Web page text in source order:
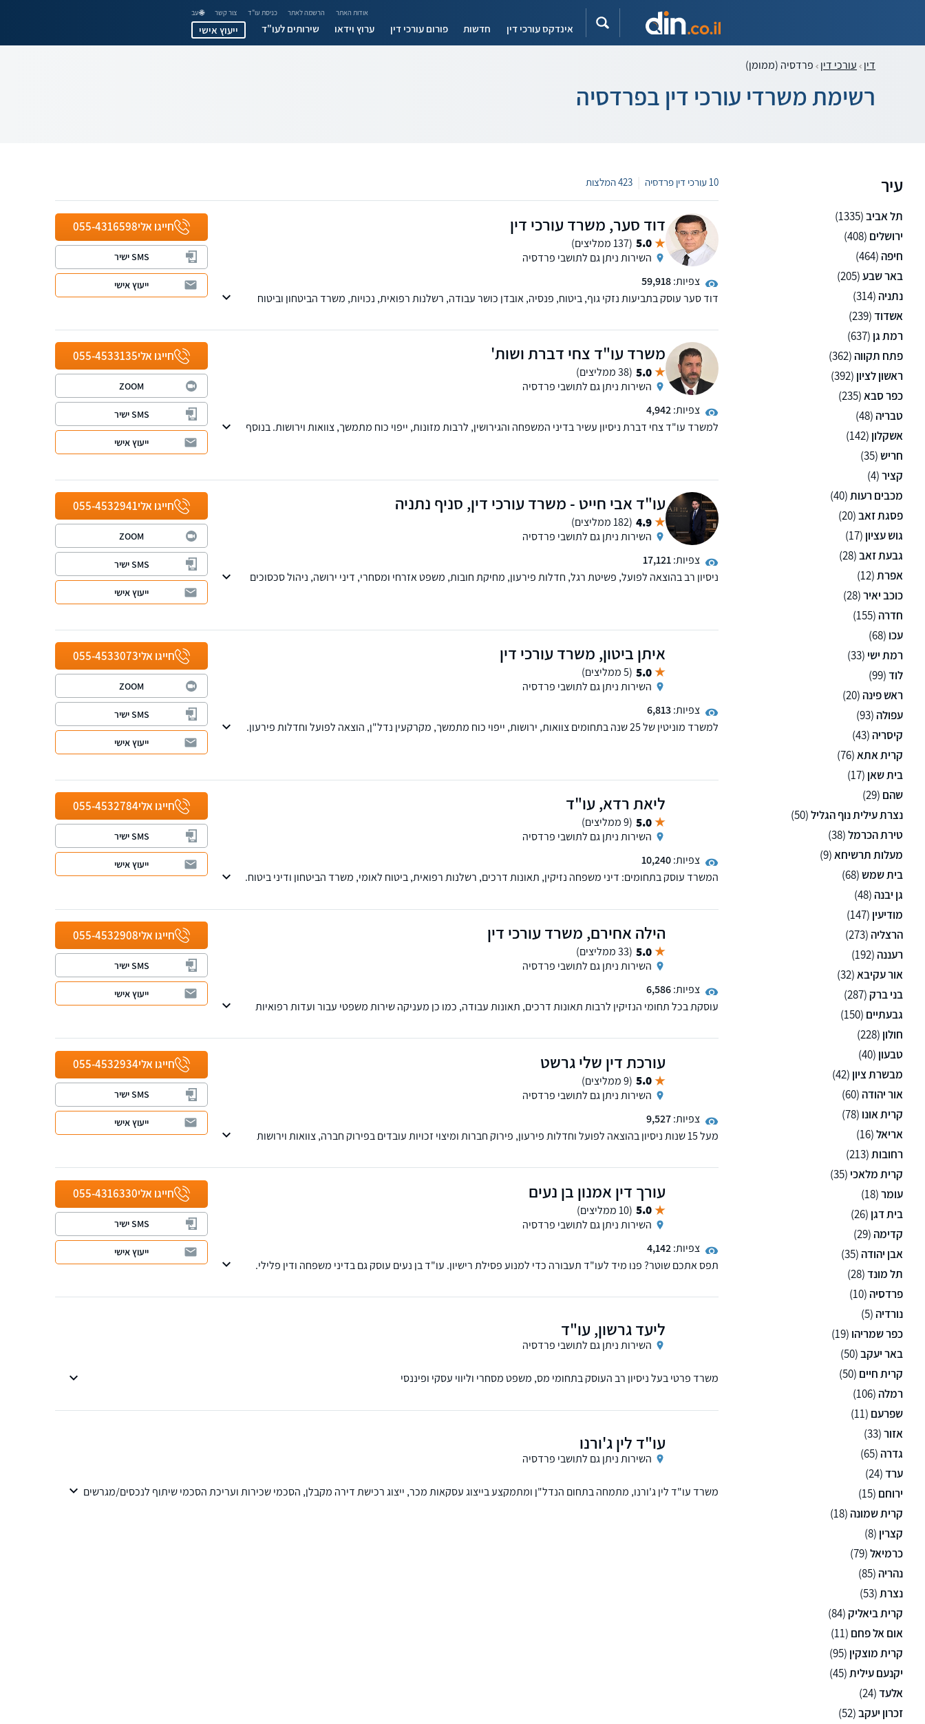
אודות האתר הרשמה לאתר כניסת עו"ד צור קשר 🌐 עב
אינדקס עורכי דין חדשות פורום עורכי דין ערוץ וידאו שירותים לעו"ד ייעוץ אישי
דין עורכי דין פרדסיה (ממומן)
רשימת משרדי עורכי דין בפרדסיה
עיר
תל אביב(1335)
ירושלים (408)
חיפה (464)
באר שבע(205)
נתניה (314)
אשדוד(239)
רמת גן (637)
פתח תקווה (362)
ראשון לציון (392)
כפר סבא(235)
טבריה (48)
אשקלון (142)
חריש(35)
קציר(4)
מכבים רעות(40)
פסגת זאב(20)
גוש עציון (17)
גבעת זאב(28)
אפרת(12)
כוכב יאיר(28)
חדרה (155)
עכו (68)
רמת ישי (33)
לוד(99)
ראש פינה (20)
עפולה (93)
קיסריה (43)
קרית אתא(76)
בית שאן (17)
שהם (29)
נצרת עילית נוף הגליל(50)
טירת הכרמל(38)
מעלות תרשיחא(9)
בית שמש(68)
גן יבנה (48)
מודיעין (147)
הרצליה (273)
רעננה (192)
אור עקיבא(32)
בני ברק(287)
גבעתיים (150)
חולון (228)
טבעון (40)
מבשרת ציון (42)
אור יהודה (60)
קרית אונו (78)
אריאל(16)
רחובות(213)
קרית מלאכי (35)
עומר(18)
בית דגן (26)
קדימה (29)
אבן יהודה (35)
תל מונד(28)
פרדסיה (10)
נורדיה (5)
כפר שמריהו (19)
באר יעקב(50)
קרית חיים (50)
רמלה (106)
שפרעם (11)
אזור(33)
גדרה (65)
ערד(24)
ירוחם (15)
קרית שמונה (18)
קצרין (8)
כרמיאל(79)
נהריה (85)
נצרת(53)
קרית ביאליק(84)
אום אל פחם (11)
קרית מוצקין (95)
יקנעם עילית(45)
אלעד(24)
זכרון יעקב(52)
10 עורכי דין פרדסיה 423 המלצות
דוד סער, משרד עורכי דין
5.0 (137 ממליצים)
השירות ניתן גם לתושבי פרדסיה
צפיות:59,918
דוד סער עוסק בתביעות נזקי גוף, ביטוח, פנסיה, אובדן כושר עבודה, רשלנות רפואית, נכויות, משרד הביטחון וביטוח
חייגו אלי055-4316598
SMS ישיר
ייעוץ אישי
משרד עו"ד צחי דברת ושות'
5.0 (38 ממליצים)
השירות ניתן גם לתושבי פרדסיה
צפיות:4,942
למשרד עו"ד צחי דברת ניסיון עשיר בדיני המשפחה והגירושין, לרבות מזונות, ייפוי כוח מתמשך, צוואות וירושות. בנוסף
חייגו אלי055-4533135
ZOOM
SMS ישיר
ייעוץ אישי
עו"ד אבי חייט - משרד עורכי דין, סניף נתניה
4.9 (182 ממליצים)
השירות ניתן גם לתושבי פרדסיה
צפיות:17,121
ניסיון רב בהוצאה לפועל, פשיטת רגל, חדלות פירעון, מחיקת חובות, משפט אזרחי ומסחרי, דיני ירושה, ניהול סכסוכים
חייגו אלי055-4532941
ZOOM
SMS ישיר
ייעוץ אישי
איתן ביטון, משרד עורכי דין
5.0 (5 ממליצים)
השירות ניתן גם לתושבי פרדסיה
צפיות:6,813
למשרד מוניטין של 25 שנה בתחומים צוואות, ירושות, ייפוי כוח מתמשך, מקרקעין נדל"ן, הוצאה לפועל וחדלות פירעון.
חייגו אלי055-4533073
ZOOM
SMS ישיר
ייעוץ אישי
ליאת רדא, עו"ד
5.0 (9 ממליצים)
השירות ניתן גם לתושבי פרדסיה
צפיות:10,240
המשרד עוסק בתחומים: דיני משפחה נזיקין, תאונות דרכים, רשלנות רפואית, ביטוח לאומי, משרד הביטחון ודיני ביטוח.
חייגו אלי055-4532784
SMS ישיר
ייעוץ אישי
הילה אחירם, משרד עורכי דין
5.0 (33 ממליצים)
השירות ניתן גם לתושבי פרדסיה
צפיות:6,586
עוסקת בכל תחומי הנזיקין לרבות תאונות דרכים, תאונות עבודה, כמו כן מעניקה שירות משפטי עבור ועדות רפואיות
חייגו אלי055-4532908
SMS ישיר
ייעוץ אישי
עורכת דין שלי גרשט
5.0 (9 ממליצים)
השירות ניתן גם לתושבי פרדסיה
צפיות:9,527
מעל 15 שנות ניסיון בהוצאה לפועל וחדלות פירעון, פירוק חברות ומיצוי זכויות עובדים בפירוק חברה, צוואות וירושות
חייגו אלי055-4532934
SMS ישיר
ייעוץ אישי
עורך דין אמנון בן נעים
5.0 (10 ממליצים)
השירות ניתן גם לתושבי פרדסיה
צפיות:4,142
תפס אתכם שוטר? פנו מיד לעו"ד תעבורה כדי למנוע פסילת רישיון. עו"ד בן נעים עוסק גם בדיני משפחה ודין פלילי.
חייגו אלי055-4316330
SMS ישיר
ייעוץ אישי
ליעד גרשון, עו"ד
השירות ניתן גם לתושבי פרדסיה
משרד פרטי בעל ניסיון רב העוסק בתחומי מס, משפט מסחרי וליווי עסקי ופיננסי
עו"ד לין ג'ורנו
השירות ניתן גם לתושבי פרדסיה
משרד עו"ד לין ג'ורנו, מתמחה בתחום הנדל"ן ומתמקצע בייצוג עסקאות מכר, ייצוג רכישת דירה מקבלן, הסכמי שכירות ועריכת הסכמי שיתוף לנכסים/מגרשים